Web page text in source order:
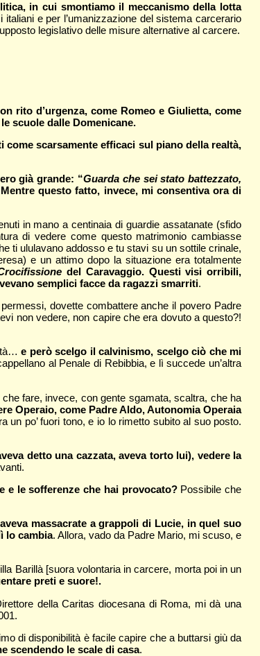
in cui smontiamo il meccanismo della lotta
e per l’umanizzazione del sistema carcerario
legislativo delle misure alternative al carcere.
rito d’urgenza, come Romeo e Giulietta, come
scuole dalle Domenicane.
scarsamente efficaci sul piano della realtà,
già grande: “Guarda che sei stato battezzato,
Mentre questo fatto, invece, mi consentiva ora di
in mano a centinaia di guardie assatanate (sfido
di vedere come questo matrimonio cambiasse
ti ululavano addosso e tu stavi su un sottile crinale,
e un attimo dopo la situazione era totalmente
del Caravaggio. Questi visi orribili,
semplici facce da ragazzi smarriti.
dovette combattere anche il povero Padre
non vedere, non capire che era dovuto a questo?!
e però scelgo il calvinismo, scelgo ciò che mi
al Penale di Rebibbia, e lì succede un’altra
fare, invece, con gente sgamata, scaltra, che ha
Operaio, come Padre Aldo, Autonomia Operaia
un po’ fuori tono, e io lo rimetto subito al suo posto.
detto una cazzata, aveva torto lui), vedere la
e le sofferenze che hai provocato?Possibile che
massacrate a grappoli di Lucie, in quel suo
lo cambia. Allora, vado da Padre Mario, mi scuso, e
Barillà [suora volontaria in carcere, morta poi in un
preti e suore!.
della Caritas diocesana di Roma, mi dà una
di disponibilità è facile capire che a buttarsi giù da
scendendo le scale di casa.